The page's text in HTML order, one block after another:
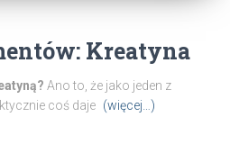
Kreatyna
Ano to, że jako jeden z
coś daje (więcej…)